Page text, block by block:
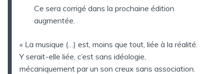
Ce sera corrigé dans la prochaine édition
augmentée.
« La musique (…) est, moins que tout, liée à la réalité.
Y serait-elle liée, c’est sans idéologie,
mécaniquement par un son creux sans association.